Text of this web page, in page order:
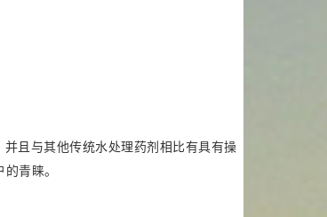
且与其他传统水处理药剂相比有具有操
青睐。